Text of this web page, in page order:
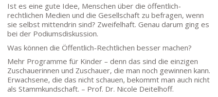
Ist es eine gute Idee, Menschen über die öffentlich-
rechtlichen Medien und die Gesellschaft zu befragen, wenn
sie selbst mittendrin sind? Zweifelhaft. Genau darum ging es
bei der Podiumsdiskussion.
Was können die Öffentlich-Rechtlichen besser machen?
Mehr Programme für Kinder – denn das sind die einzigen
Zuschauerinnen und Zuschauer, die man noch gewinnen kann.
Erwachsene, die das nicht schauen, bekommt man auch nicht
als Stammkundschaft. – Prof. Dr. Nicole Deitelhoff.
Mo bis Fr 8:00 – 14:00 Uhr
TEL:069-212 – 369 44
TEL: 069-212 – 335 25
MAIL:
poststelle.goethe-gymnasium@stadt-frankfurt.de
DEPENDANCE